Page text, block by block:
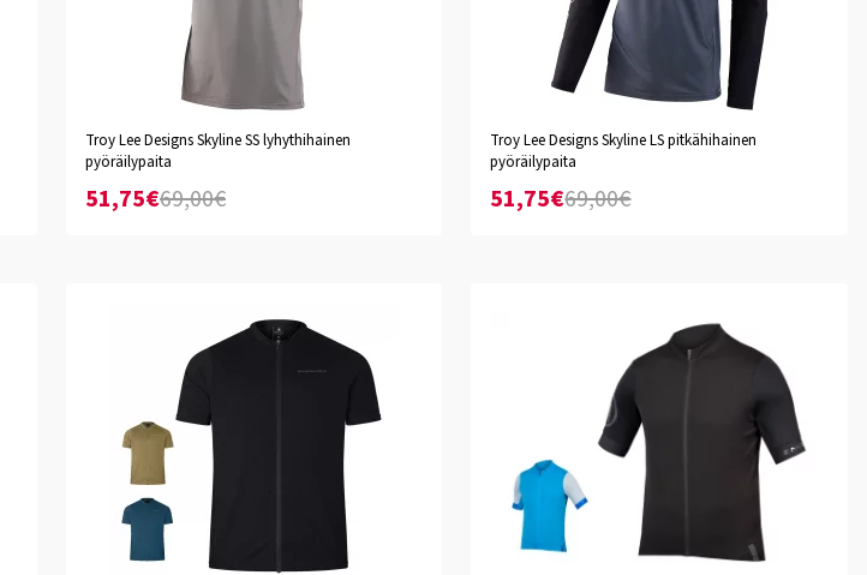
Mono Quarry
S M L XL XXL
Troy Lee Designs Skyline SS lyhythihainen
pyöräilypaita
51,75€69,00€
Mono Charcoal
S M L XL XXL
Troy Lee Designs Skyline LS pitkähihainen
pyöräilypaita
51,75€69,00€